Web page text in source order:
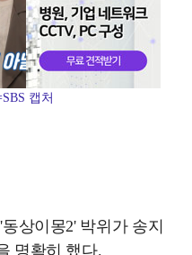
캡처
상이몽2' 박위가 송지
명확히 했다.